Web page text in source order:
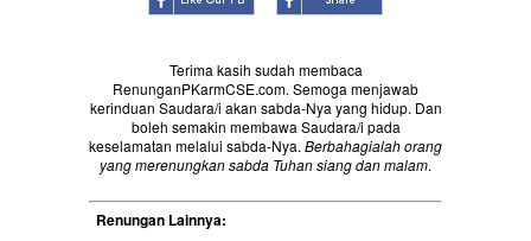
Terima kasih sudah membaca
RenunganPKarmCSE.com. Semoga menjawab
kerinduan Saudara/i akan sabda-Nya yang hidup. Dan
boleh semakin membawa Saudara/i pada
keselamatan melalui sabda-Nya. Berbahagialah orang
yang merenungkan sabda Tuhan siang dan malam.
Renungan Lainnya: